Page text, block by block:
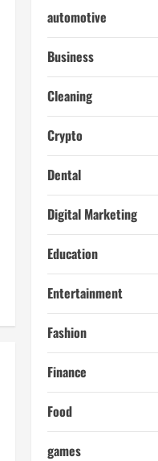
automotive
Business
Cleaning
Crypto
Dental
Digital Marketing
Education
Entertainment
Fashion
Finance
Food
games